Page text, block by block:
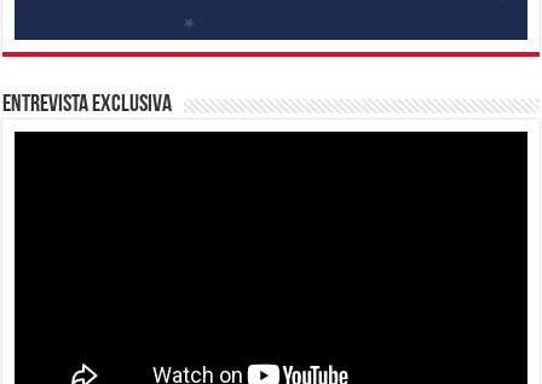
Entrevista Exclusiva